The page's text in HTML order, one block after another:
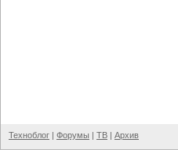
Техноблог | Форумы | ТВ | Архив